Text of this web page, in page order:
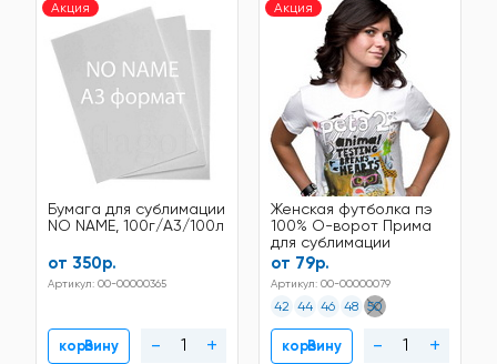
Акция
Бумага для сублимации
NO NAME, 100г/A3/100л
от 350р.
Артикул: 00-00000365
В корзину - +
Акция
Женская футболка пэ
100% О-ворот Прима
для сублимации
от 79р.
Артикул: 00-00000079
42 44 46 48 50
В корзину - +